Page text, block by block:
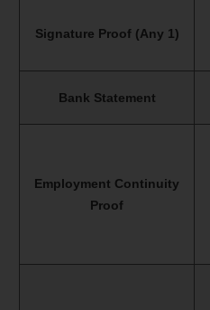
Signature Proof (Any 1)
Bank Statement
Employment Continuity
Proof